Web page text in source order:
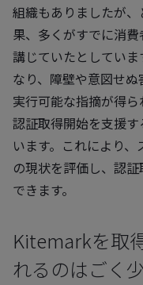
組織もありましたが
果、多くがすでに消
講じていたとしてい
なり、障壁や意図せ
実行可能な指摘が得
認証取得開始を支援
います。これにより
の現状を評価し、認
できます。
Kitemarkを取
れるのはごく